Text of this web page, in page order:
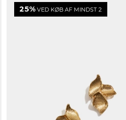
25% VED KØB AF MINDST 2